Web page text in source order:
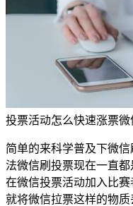
投票活动怎么快速涨票微
简单的来科学普及下微
法微信刷投票现在一直
在微信投票活动加入比
就将微信拉票这样的物